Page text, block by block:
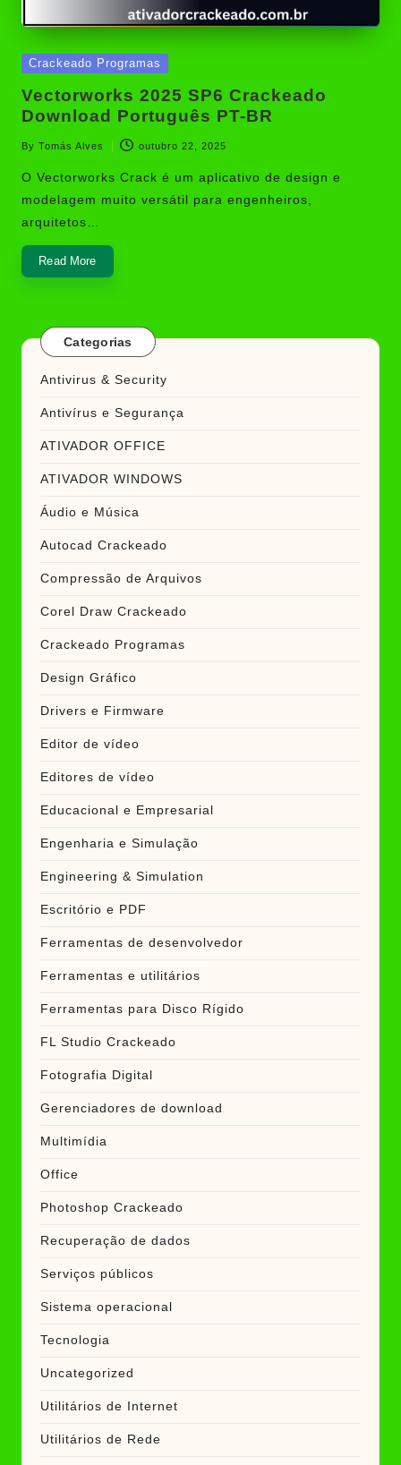
Posted
Crackeado Programas
Vectorworks 2025 SP6 Crackeado
Download Português PT-BR
Posted
by
By Tomás Alves outubro 22, 2025
O Vectorworks Crack é um aplicativo de design e
modelagem muito versátil para engenheiros,
arquitetos…
Read More
Categorias
Antivirus & Security
Antivírus e Segurança
ATIVADOR OFFICE
ATIVADOR WINDOWS
Áudio e Música
Autocad Crackeado
Compressão de Arquivos
Corel Draw Crackeado
Crackeado Programas
Design Gráfico
Drivers e Firmware
Editor de vídeo
Editores de vídeo
Educacional e Empresarial
Engenharia e Simulação
Engineering & Simulation
Escritório e PDF
Ferramentas de desenvolvedor
Ferramentas e utilitários
Ferramentas para Disco Rígido
FL Studio Crackeado
Fotografia Digital
Gerenciadores de download
Multimídia
Office
Photoshop Crackeado
Recuperação de dados
Serviços públicos
Sistema operacional
Tecnologia
Uncategorized
Utilitários de Internet
Utilitários de Rede